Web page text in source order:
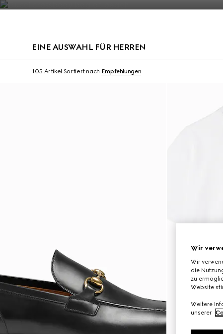
EINE AUSWAHL FÜR HERREN
105 Artikel Sortiert nach Empfehlungen
Virtual Try-On
Wir
Wir
die
zu
Website
Weitere
unserer